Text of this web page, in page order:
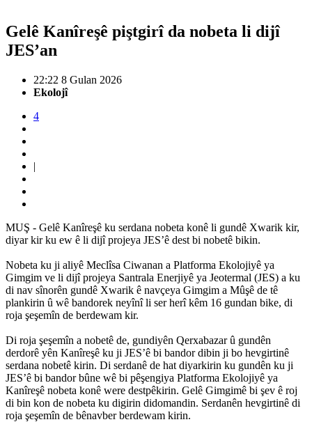
Gelê Kanîreşê piştgirî da nobeta li dijî
JES’an
22:22 8 Gulan 2026
Ekolojî
4
|
MUŞ - Gelê Kanîreşê ku serdana nobeta konê li gundê Xwarik kir,
diyar kir ku ew ê li dijî projeya JES’ê dest bi nobetê bikin.
Nobeta ku ji aliyê Meclîsa Ciwanan a Platforma Ekolojiyê ya
Gimgim ve li dijî projeya Santrala Enerjiyê ya Jeotermal (JES) a ku
di nav sînorên gundê Xwarik ê navçeya Gimgim a Mûşê de tê
plankirin û wê bandorek neyînî li ser herî kêm 16 gundan bike, di
roja şeşemîn de berdewam kir.
Di roja şeşemîn a nobetê de, gundiyên Qerxabazar û gundên
derdorê yên Kanîreşê ku ji JES’ê bi bandor dibin ji bo hevgirtinê
serdana nobetê kirin. Di serdanê de hat diyarkirin ku gundên ku ji
JES’ê bi bandor bûne wê bi pêşengiya Platforma Ekolojiyê ya
Kanîreşê nobeta konê were destpêkirin. Gelê Gimgimê bi şev ê roj
di bin kon de nobeta ku digirin didomandin. Serdanên hevgirtinê di
roja şeşemîn de bênavber berdewam kirin.